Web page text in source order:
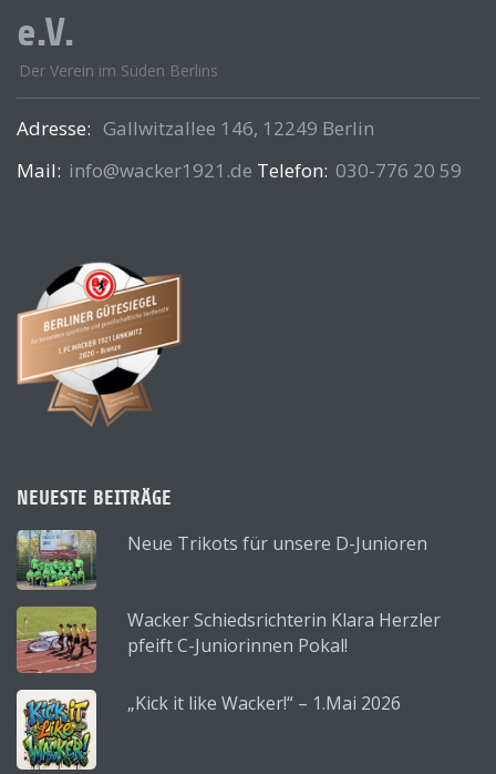
e.V.
Der Verein im Süden Berlins
Adresse: Gallwitzallee 146, 12249 Berlin
Mail: info@wacker1921.de Telefon: 030-776 20 59
NEUESTE BEITRÄGE
Neue Trikots für unsere D-Junioren
Wacker Schiedsrichterin Klara Herzler
pfeift C-Juniorinnen Pokal!
„Kick it like Wacker!“ – 1.Mai 2026